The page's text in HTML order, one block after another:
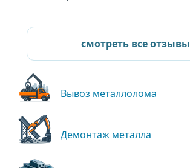
смотреть все отзывы
Вывоз металлолома
Демонтаж металла